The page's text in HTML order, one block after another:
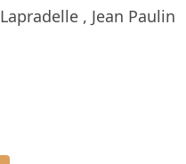
, Jean Paulin